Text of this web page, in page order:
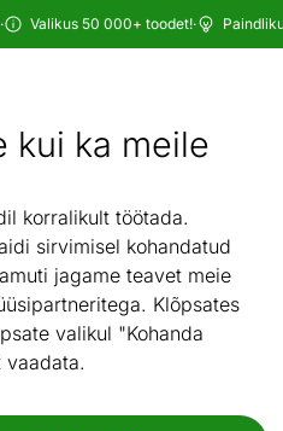
kui ka meile
korralikult töötada.
sirvimisel kohandatud
jagame teavet meie
Klõpsates
valikul "Kohanda
· Valikus 50 000+ toodet!·